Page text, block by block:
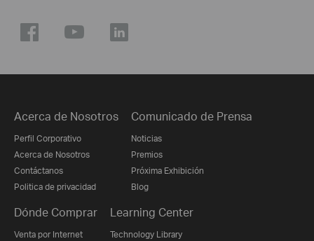
Acerca de Nosotros
Perfil Corporativo
Acerca de Nosotros
Contáctanos
Politica de privacidad
Comunicado de Prensa
Noticias
Premios
Próxima Exhibición
Blog
Dónde Comprar
Venta por Internet
Learning Center
Technology Library